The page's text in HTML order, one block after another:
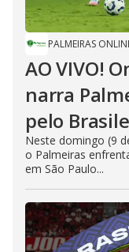
PALMEIRAS
AO VIVO!
narra
pelo
Neste domingo (9
o Palmeiras
em São Paulo...